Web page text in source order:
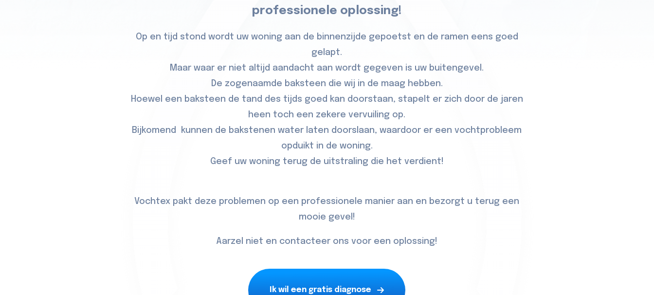
professionele oplossing!
Op en tijd stond wordt uw woning aan de binnenzijde gepoetst en de ramen eens goed
gelapt.
Maar waar er niet altijd aandacht aan wordt gegeven is uw buitengevel.
De zogenaamde baksteen die wij in de maag hebben.
Hoewel een baksteen de tand des tijds goed kan doorstaan, stapelt er zich door de jaren
heen toch een zekere vervuiling op.
Bijkomend kunnen de bakstenen water laten doorslaan, waardoor er een vochtprobleem
opduikt in de woning.
Geef uw woning terug de uitstraling die het verdient!
Vochtex pakt deze problemen op een professionele manier aan en bezorgt u terug een
mooie gevel!
Aarzel niet en contacteer ons voor een oplossing!
Ik wil een gratis diagnose